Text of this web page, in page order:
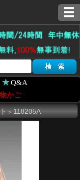
Q&A
かご
> 118205A